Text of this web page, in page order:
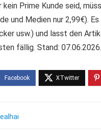
kein Prime Kunde seid,
und Medien nur 2,99€).
usw.) und lasst den
fällig. Stand: 07.06.2026.